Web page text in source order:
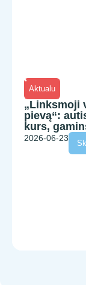
Aktualu
„Linksmoji
pievą“:
kurs,
2026-06-23